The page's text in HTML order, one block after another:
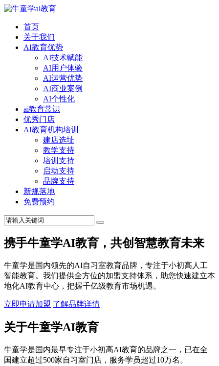
首页
关于我们
AI教育优势
AI技术赋能
AI用户体验
AI运营优势
AI商业案例
AI个性化
ai教育常识
优秀门店
AI教育机构培训
建店选址
教学支持
培训支持
启动支持
品牌支持
新规落地
免费预约
携手牛童学AI教育，共创智慧教育未来
牛童学是国内领先的AI自习室教育品牌，专注于小初高人工
智能教育。我们提供全方位的加盟支持体系，助您快速建立本
地化AI教育中心，把握千亿级教育市场机遇。
立即申请加盟 了解品牌详情
关于牛童学AI教育
牛童学是国内最早专注于小初高AI教育的品牌之一，已在全
国建立超过500家自习室门店，服务学员超过10万名。